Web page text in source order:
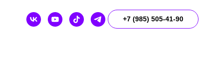
+7 (985) 505-41-90